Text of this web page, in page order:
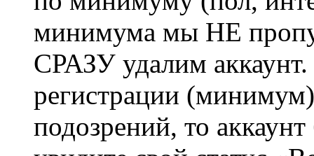
минимума мы НЕ
СРАЗУ удалим
регистрации
подозрений, то